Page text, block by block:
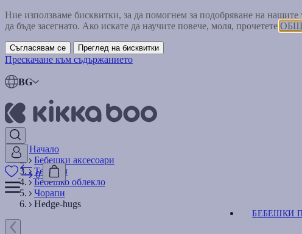
Ние използваме бисквитки, за да помогнем за подобряване на
да бъде засегнато. Ако искате да научите повече, моля, прочетете
Съгласявам се Преглед на бисквитки
Прескачане към съдържанието
BG
0
БЕБЕШКИ
Начало
Бебешки аксесоари
Текстил
Бебешко облекло
Чорапи
Hedge-hugs